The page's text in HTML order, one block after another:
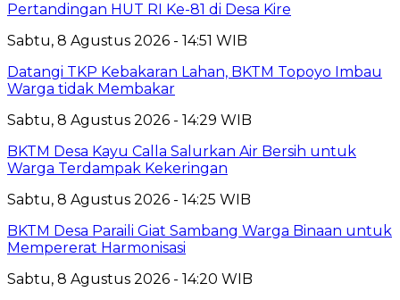
Pertandingan HUT RI Ke-81 di Desa Kire
Sabtu, 8 Agustus 2026 - 14:51 WIB
Datangi TKP Kebakaran Lahan, BKTM Topoyo Imbau
Warga tidak Membakar
Sabtu, 8 Agustus 2026 - 14:29 WIB
BKTM Desa Kayu Calla Salurkan Air Bersih untuk
Warga Terdampak Kekeringan
Sabtu, 8 Agustus 2026 - 14:25 WIB
BKTM Desa Paraili Giat Sambang Warga Binaan untuk
Mempererat Harmonisasi
Sabtu, 8 Agustus 2026 - 14:20 WIB